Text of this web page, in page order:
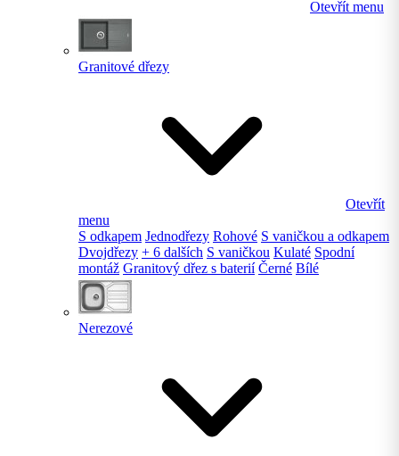
Otevřít menu
Granitové dřezy
Otevřít
menu
S odkapem Jednodřezy Rohové S vaničkou a odkapem
Dvojdřezy + 6 dalších S vaničkou Kulaté Spodní
montáž Granitový dřez s baterií Černé Bílé
Nerezové